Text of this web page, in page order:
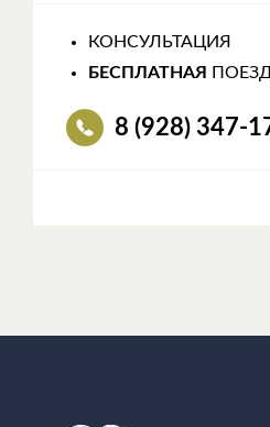
КОНСУЛЬТАЦИЯ
БЕСПЛАТНАЯ
8 (928) 347-